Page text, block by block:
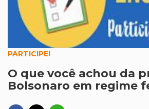
PARTICIPE!
O que você achou da
Bolsonaro em regime